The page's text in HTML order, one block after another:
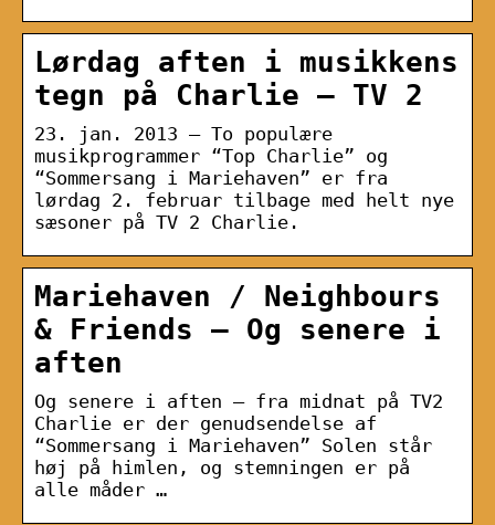
Lørdag aften i musikkens
tegn på Charlie – TV 2
23. jan. 2013 — To populære
musikprogrammer “Top Charlie” og
“Sommersang i Mariehaven” er fra
lørdag 2. februar tilbage med helt nye
sæsoner på TV 2 Charlie.
Mariehaven / Neighbours
& Friends – Og senere i
aften
Og senere i aften – fra midnat på TV2
Charlie er der genudsendelse af
“Sommersang i Mariehaven” Solen står
høj på himlen, og stemningen er på
alle måder …